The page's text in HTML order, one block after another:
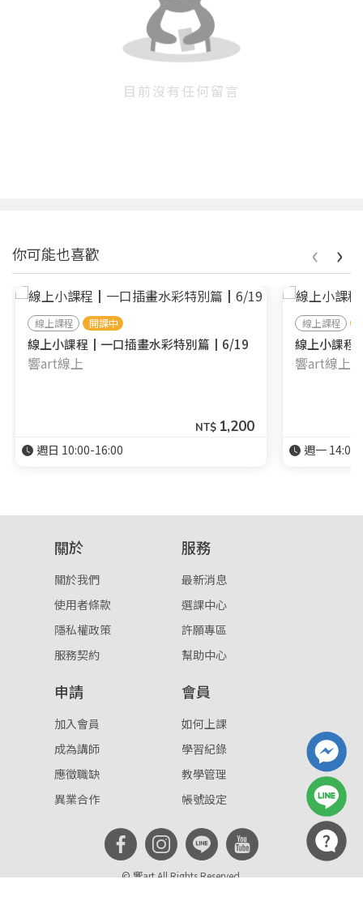
目前沒有任何留言
你可能也喜歡
線上課程 開課中
線上小課程┃一口插畫水彩特別篇┃6/19
響art線上
NT$ 1,200
週日 10:00-16:00
線上課程
線上小課
響art線上
週一
‹ ›
關於
關於我們
使用者條款
隱私權政策
服務契約
服務
最新消息
選課中心
許願專區
幫助中心
申請
加入會員
成為講師
應徵職缺
異業合作
會員
如何上課
學習紀錄
教學管理
帳號設定
© 響art All Rights Reserved.